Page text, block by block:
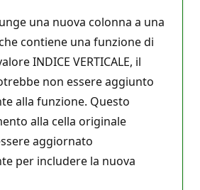
una nuova colonna a una
contiene una funzione di
INDICE VERTICALE, il
non essere aggiunto
alla funzione. Questo
alla cella originale
aggiornato
per includere la nuova